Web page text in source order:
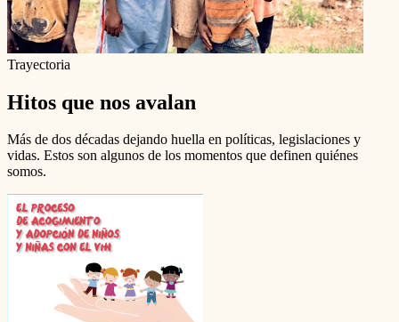
Trayectoria
Hitos que nos avalan
Más de dos décadas dejando huella en políticas, legislaciones y
vidas. Estos son algunos de los momentos que definen quiénes
somos.